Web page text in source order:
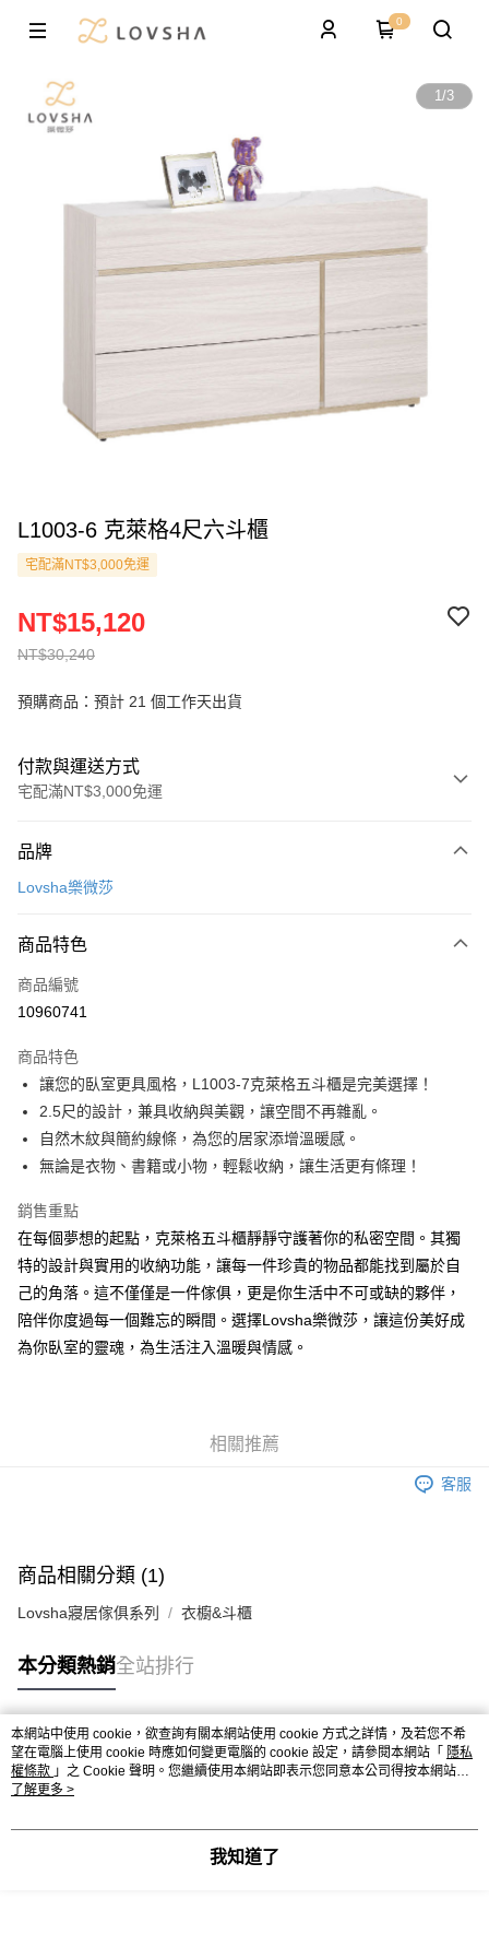
0
1/3
L1003-6 克萊格4尺六斗櫃
宅配滿NT$3,000免運
NT$30,240
NT$15,120
預購商品：預計 21 個工作天出貨
付款與運送方式
宅配滿NT$3,000免運
信用卡一次付款
3 期 0 利率 每期
合作金庫商業銀行
上海商業儲蓄銀行
臺灣中小企業銀行
匯豐（台灣）商業銀行
華泰商業銀行
聯邦商業銀行
遠東國際商業銀行
元大商業銀行
永豐商業銀行
玉山商業銀行
星展（台灣）商業銀行
台灣樂天信用卡公司
合作金庫商業銀行
上海商業儲蓄銀行
國泰世華商業銀行
兆豐國際商業銀行
匯豐（台灣）商業銀行
華泰商業銀行
聯邦商業銀行
遠東國際商業銀行
元大商業銀行
永豐商業銀行
台新國際商業銀行
台灣樂天信用卡公司
12 期 0 利率 每期
華南商業銀行
上海商業儲蓄銀行
台北富邦商業銀行
國泰世華商業銀行
兆豐國際商業銀行
臺灣中小企業銀行
台中商業銀行
聯邦商業銀行
遠東國際商業銀行
玉山商業銀行
台新國際商業銀行
中國信託商業銀行
台灣樂天信用卡公司
Apple Pay
運送方式
宅配
每筆NT$120，滿NT$3,000(含以上)免運費
品牌
Lovsha樂微莎
商品特色
商品編號
10960741
商品特色
讓您的臥室更具風格，L1003-7克萊格五斗櫃是完美選擇！
2.5尺的設計，兼具收納與美觀，讓空間不再雜亂。
自然木紋與簡約線條，為您的居家添增溫暖感。
無論是衣物、書籍或小物，輕鬆收納，讓生活更有條理！
銷售重點
在每個夢想的起點，克萊格五斗櫃靜靜守護著你的私密空間。其獨
特的設計與實用的收納功能，讓每一件珍貴的物品都能找到屬於自
己的角落。這不僅僅是一件傢俱，更是你生活中不可或缺的夥伴，
陪伴你度過每一個難忘的瞬間。選擇Lovsha樂微莎，讓這份美好成
為你臥室的靈魂，為生活注入溫暖與情感。
相關推薦
客服
商品相關分類 (1)
Lovsha寢居傢俱系列 衣櫥&斗櫃
本分類熱銷全站排行
熱門標籤
本網站中使用 cookie，欲查詢有關本網站使用 cookie 方式之詳情，及若您不希
望在電腦上使用 cookie 時應如何變更電腦的 cookie 設定，請參閱本網站「 隱私
權條款 」之 Cookie 聲明。您繼續使用本網站即表示您同意本公司得按本網站使
用條款之 Cookie 聲明使用 cookie。
了解更多 >
我知道了